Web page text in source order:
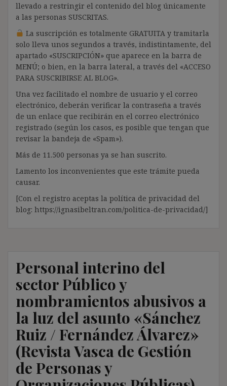
llevado a restringir el contenido del blog únicamente
a las personas SUSCRITAS.
La suscripción es totalmente GRATUITA y tramitarla
solo lleva unos segundos a través, indistintamente, del
apartado «SUSCRIPCIÓN» que aparece en la barra de
MENÚ; o bien, en la barra lateral, a través del «ACCESO
PARA SUSCRIBIRSE AL BLOG».
Una vez facilitado el nombre de usuario y el correo
electrónico, deberán verificar la contraseña a través
de un enlace que recibirán en el correo electrónico
registrado (según los casos, es posible que tengan que
revisar la bandeja de «Spam»).
Más de 11.500 personas ya se han suscrito.
Lamento los inconvenientes que este trámite pueda
causar.
[Con el registro aceptas la política de privacidad del
blog: https://ignasibeltran.com/politica-de-privacidad/]
Personal interino del
sector Público y
nombramientos abusivos a
la luz del asunto «Sánchez
Ruiz / Fernández Álvarez»
(Revista Vasca de Gestión
de Personas y